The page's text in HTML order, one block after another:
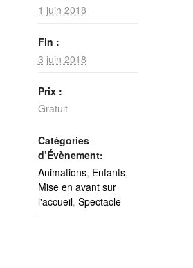
1 juin 2018
Fin :
3 juin 2018
Prix :
Gratuit
Catégories
d’Évènement:
Animations, Enfants,
Mise en avant sur
l'accueil, Spectacle